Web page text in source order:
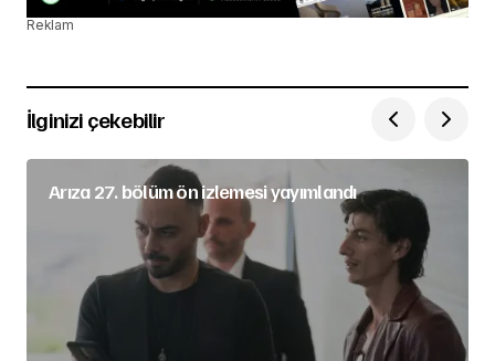
Reklam
İlginizi çekebilir
Arıza 27. bölüm ön izlemesi yayımlandı